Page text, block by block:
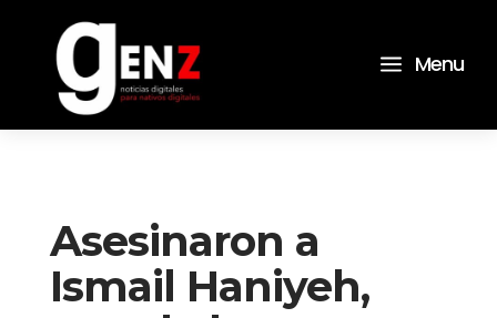
a Menu
Asesinaron a
Ismail Haniyeh,